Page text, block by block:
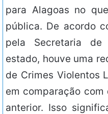
para Alagoas no
pública. De acordo
pela Secretaria de
estado, houve uma
de Crimes Violentos
em comparação
anterior. Isso